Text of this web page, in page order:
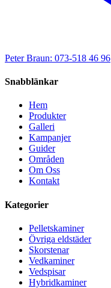
Peter Braun: 073-518 46 96
Snabblänkar
Hem
Produkter
Galleri
Kampanjer
Guider
Områden
Om Oss
Kontakt
Kategorier
Pelletskaminer
Övriga eldstäder
Skorstenar
Vedkaminer
Vedspisar
Hybridkaminer